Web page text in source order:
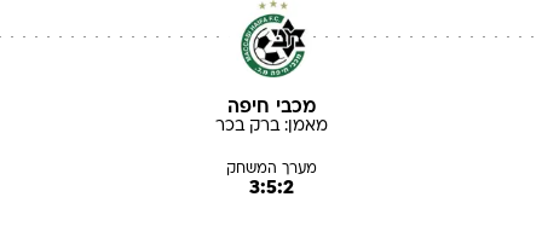
מכבי חיפה
מאמן:ברק בכר
מערך המשחק
3:5:2